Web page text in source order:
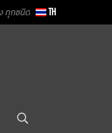
ทุกชนิด TH